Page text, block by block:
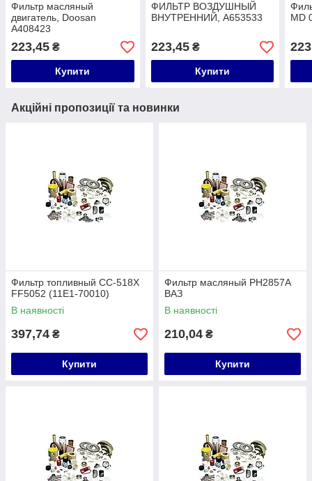
Фильтр масляный
двигатель, Doosan
A408423
223,45 ₴
Купити
ФИЛЬТР ВОЗДУШНЫЙ
ВНУТРЕННИЙ, A653533
223,45₴
Купити
MD
Акційні пропозиції та новинки
Фильтр топливный CC-518X
FF5052 (11E1-70010)
В наявності
397,74 ₴
Купити
Фильтр масляный PH2857A
ВАЗ
В наявності
210,04 ₴
Купити